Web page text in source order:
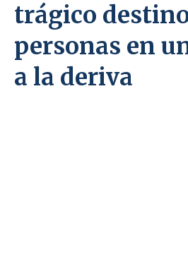
trágico
personas en
a la deriva